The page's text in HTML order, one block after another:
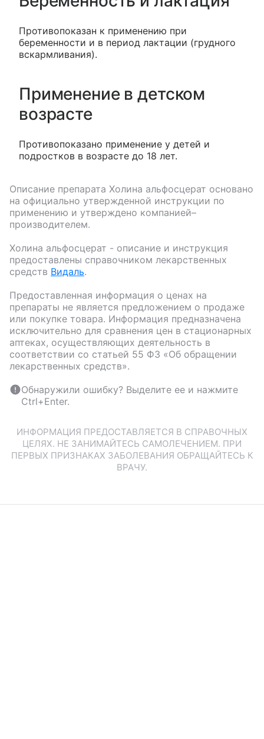
Противопоказан к применению при
беременности и в период лактации (грудного
вскармливания).
Применение в детском
возрасте
Противопоказано применение у детей и
подростков в возрасте до 18 лет.
Описание препарата Холина альфосцерат основано
на официально утвержденной инструкции по
применению и утверждено компанией–
производителем.
Холина альфосцерат - описание и инструкция
предоставлены справочником лекарственных
средств Видаль.
Предоставленная информация о ценах на
препараты не является предложением о продаже
или покупке товара. Информация предназначена
исключительно для сравнения цен в стационарных
аптеках, осуществляющих деятельность в
соответствии со статьей 55 ФЗ «Об обращении
лекарственных средств».
Обнаружили ошибку? Выделите ее и нажмите
Ctrl+Enter.
ИНФОРМАЦИЯ ПРЕДОСТАВЛЯЕТСЯ В СПРАВОЧНЫХ
ЦЕЛЯХ. НЕ ЗАНИМАЙТЕСЬ САМОЛЕЧЕНИЕМ. ПРИ
ПЕРВЫХ ПРИЗНАКАХ ЗАБОЛЕВАНИЯ ОБРАЩАЙТЕСЬ К
ВРАЧУ.